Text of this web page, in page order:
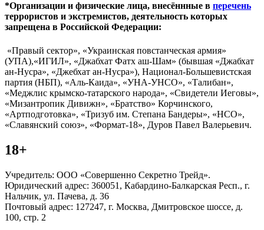
*Организации и физические лица, внесённные в перечень
террористов и экстремистов, деятельность которых
запрещена в Российской Федерации:
«Правый сектор», «Украинская повстанческая армия»
(УПА),«ИГИЛ», «Джабхат Фатх аш-Шам» (бывшая «Джабхат
ан-Нусра», «Джебхат ан-Нусра»), Национал-Большевистская
партия (НБП), «Аль-Каида», «УНА-УНСО», «Талибан»,
«Меджлис крымско-татарского народа», «Свидетели Иеговы»,
«Мизантропик Дивижн», «Братство» Корчинского,
«Артподготовка», «Тризуб им. Степана Бандеры», «НСО»,
«Славянский союз», «Формат-18», Дуров Павел Валерьевич.
18+
Учредитель: ООО «Совершенно Секретно Трейд».
Юридический адрес: 360051, Кабардино-Балкарская Респ., г.
Нальчик, ул. Пачева, д. 36
Почтовый адрес: 127247, г. Москва, Дмитровское шоссе, д.
100, стр. 2